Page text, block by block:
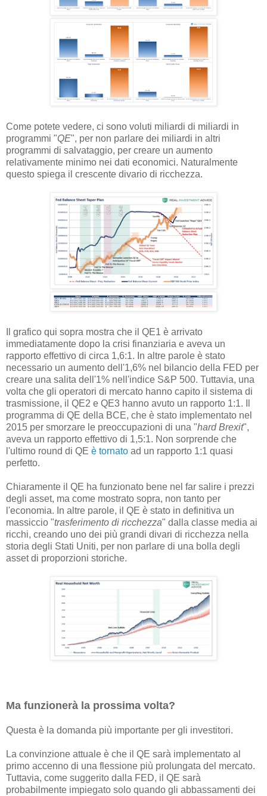
Come potete vedere, ci sono voluti miliardi di miliardi in
programmi "QE", per non parlare dei miliardi in altri
programmi di salvataggio, per creare un aumento
relativamente minimo nei dati economici. Naturalmente
questo spiega il crescente divario di ricchezza.
Il grafico qui sopra mostra che il QE1 è arrivato
immediatamente dopo la crisi finanziaria e aveva un
rapporto effettivo di circa 1,6:1. In altre parole è stato
necessario un aumento dell'1,6% nel bilancio della FED per
creare una salita dell'1% nell'indice S&P 500. Tuttavia, una
volta che gli operatori di mercato hanno capito il sistema di
trasmissione, il QE2 e QE3 hanno avuto un rapporto 1:1. Il
programma di QE della BCE, che è stato implementato nel
2015 per smorzare le preoccupazioni di una "hard Brexit",
aveva un rapporto effettivo di 1,5:1. Non sorprende che
l'ultimo round di QE è tornato ad un rapporto 1:1 quasi
perfetto.
Chiaramente il QE ha funzionato bene nel far salire i prezzi
degli asset, ma come mostrato sopra, non tanto per
l'economia. In altre parole, il QE è stato in definitiva un
massiccio "trasferimento di ricchezza" dalla classe media ai
ricchi, creando uno dei più grandi divari di ricchezza nella
storia degli Stati Uniti, per non parlare di una bolla degli
asset di proporzioni storiche.
Ma funzionerà la prossima volta?
Questa è la domanda più importante per gli investitori.
La convinzione attuale è che il QE sarà implementato al
primo accenno di una flessione più prolungata del mercato.
Tuttavia, come suggerito dalla FED, il QE sarà
probabilmente impiegato solo quando gli abbassamenti dei